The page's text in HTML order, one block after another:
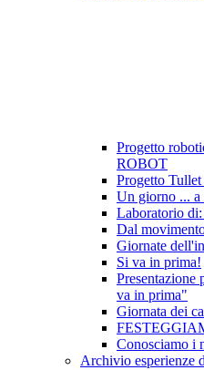
Progetto
ROBOT
Progetto
Un giorno ... a
Laboratorio
Dal
Giornate
Si va in prima!
Presentazione
va in prima"
Giornata dei
Conosciamo i
Archivio esperienze